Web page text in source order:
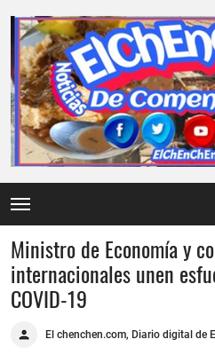
Ministro de Economía y
internacionales unen
COVID-19
El chenchen.com, Diario digital de